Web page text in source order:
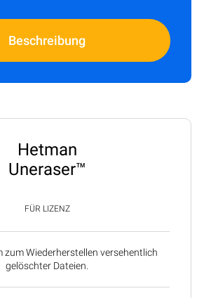
Beschreibung
Hetman
Uneraser™
FÜR LIZENZ
zum Wiederherstellen versehentlich
gelöschter Dateien.